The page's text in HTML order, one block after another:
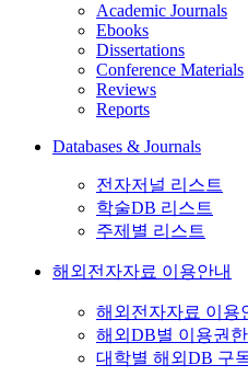
Academic Journals
Ebooks
Dissertations
Conference Materials
Reviews
Reports
Databases & Journals
전자저널 리스트
학술DB 리스트
주제별 리스트
해외전자자료 이용안내
해외전자자료 이용
해외DB별 이용권한
대학별 해외DB 구